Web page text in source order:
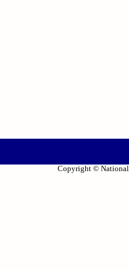
Copyright ©